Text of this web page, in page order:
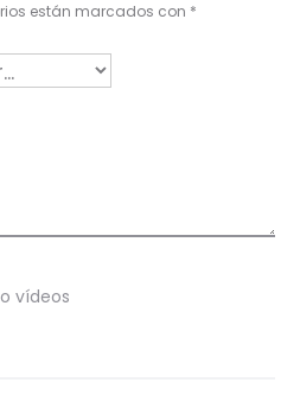
están marcados con *
vídeos